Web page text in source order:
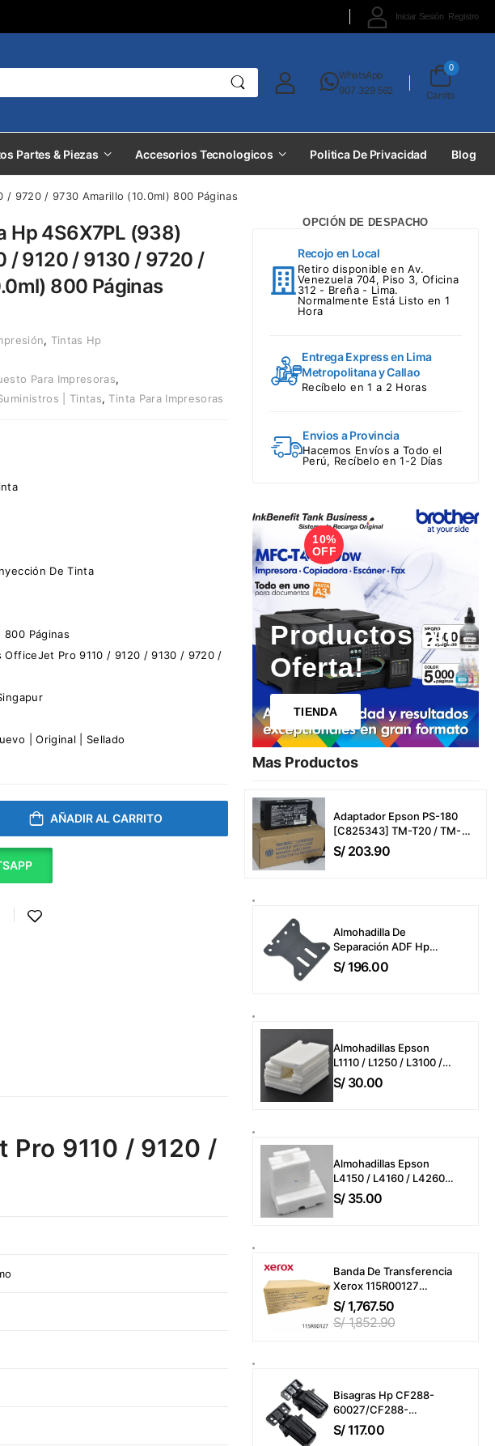
Iniciar Sesión Registro
WhatsApp
907 329 562
Carrito
0
Partes & Piezas Accesorios Tecnologicos Politica De Privacidad Blog
9720 / 9730 Amarillo (10.0ml) 800 Páginas
OPCIÓN DE DESPACHO
Recojo en Local
Retiro disponible en Av.
Venezuela 704, Piso 3, Oficina
312 - Breña - Lima.
Normalmente Está Listo en 1
Hora
Entrega Express en Lima
Metropolitana y Callao
Recíbelo en 1 a 2 Horas
Envios a Provincia
Hacemos Envíos a Todo el
Perú, Recíbelo en 1-2 Días
1
10%
OFF
Productos en
Oferta!
TIENDA
Mas Productos​
Adaptador Epson PS-180
[C825343] TM-T20 / TM-
T20Iii / TM-T20Iiil / TM-P20
/ TM-P20-551 / TMU-220 /
S/203.90
Almohadilla De
Separación ADF Hp
B3Q10-40080 Color
LaserJet Pro MFP
Only
S/196.00
Almohadillas Epson
L1110 / L1250 / L3100 /
L3110 / L3210 / L3150 /
L3250 / L3160 / L3260 /
S/30.00
Almohadillas Epson
L4150 / L4160 / L4260 /
L6161 / L6191 / L6270 /
L14150 / ET-M2170 / ET-
S/35.00
Banda De Transferencia
Xerox 115R00127
VersaLink C7000 /
C7020 / C7025 / C7030
Transfer Belt 200,000
S/1,767.50
S/1,852.90
Bisagras Hp CF288-
60027/CF288-
60030/A8P79 Laserjet
Pro MFP M400 / M401 /
S/117.00
Hp 4S6X7PL (938)
/ 9120 / 9130 / 9720 /
800 Páginas
, Tintas Hp
Para Impresoras,
| Tintas, Tinta Para Impresoras
De Tinta
800 Páginas
OfficeJet Pro 9110 / 9120 / 9130 / 9720 /
| Original | Sellado
AÑADIR AL CARRITO
9110 / 9120 /